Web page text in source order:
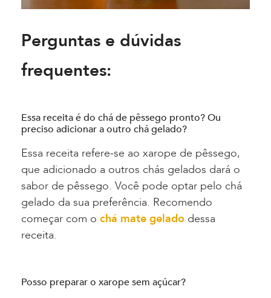
Perguntas e dúvidas
frequentes:
Essa receita é do chá de pêssego pronto? Ou
preciso adicionar a outro chá gelado?
Essa receita refere-se ao xarope de pêssego,
que adicionado a outros chás gelados dará o
sabor de pêssego. Você pode optar pelo chá
gelado da sua preferência. Recomendo
começar com o chá mate gelado dessa
receita.
Posso preparar o xarope sem açúcar?